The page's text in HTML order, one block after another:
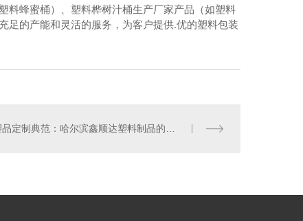
料蜂蜜桶）、塑料桦树汁桶生产厂家产品（如塑料
足的产能和灵活的服务，为客户提供.优的塑料包装
塑品定制典范：哈尔滨鑫顺达塑料制品的多元制造版图